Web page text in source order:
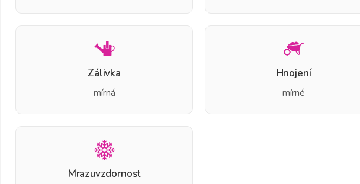
Zálivka
mírná
Hnojení
mírné
Mrazuvzdornost